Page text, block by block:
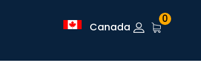
Canada
0